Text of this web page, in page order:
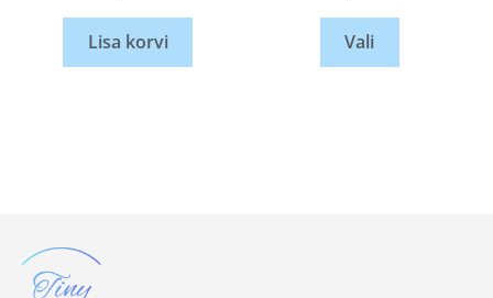
Lisa korvi Vali